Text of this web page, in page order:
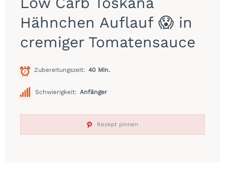
Hähnchen Auflauf 😱 in
cremiger Tomatensauce
Zubereitungszeit 40 Min.
Schwierigkeit: Anfänger
Rezept pinnen